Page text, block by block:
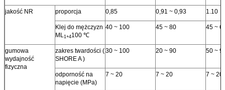
jakość NR proporcja 0,85 0,91 ~ 0,93 1.10
Klej do mężczyzn
ML1+4100 ℃
40 ~ 100 45 ~ 80 45 ~
gumowa
wydajność
fizyczna
zakres twardości (
SHORE A )
30 ~ 100 20 ~ 90 50 ~
odporność na
napięcie (MPa)
7 ~ 20 7 ~ 20 7 ~ 20